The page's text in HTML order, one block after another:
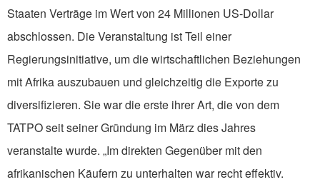
Staaten Verträge im Wert von 24 Millionen US-Dollar
abschlossen. Die Veranstaltung ist Teil einer
Regierungsinitiative, um die wirtschaftlichen Beziehungen
mit Afrika auszubauen und gleichzeitig die Exporte zu
diversifizieren. Sie war die erste ihrer Art, die von dem
TATPO seit seiner Gründung im März dies Jahres
veranstalte wurde. „Im direkten Gegenüber mit den
afrikanischen Käufern zu unterhalten war recht effektiv.